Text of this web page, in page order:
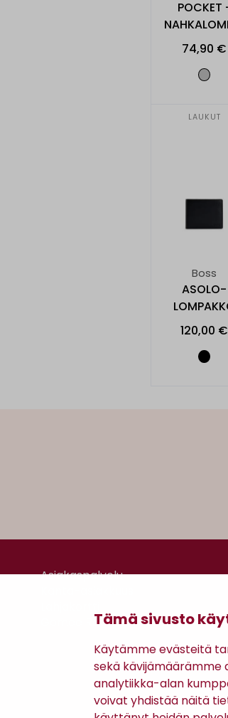
Tämä sivusto
Käytämme evästeitä
sekä kävijämäärämme
analytiikka-alan
voivat yhdistää näitä